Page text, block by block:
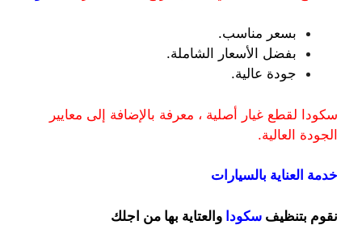
بسعر مناسب.
بفضل الأسعار الشاملة.
جودة عالية.
سكودا لقطع غيار أصلية ، معرفة بالإضافة إلى معايير
الجودة العالية.
خدمة العناية بالسيارات
نقوم بتنظيف سكودا والعتاية بها من اجلك